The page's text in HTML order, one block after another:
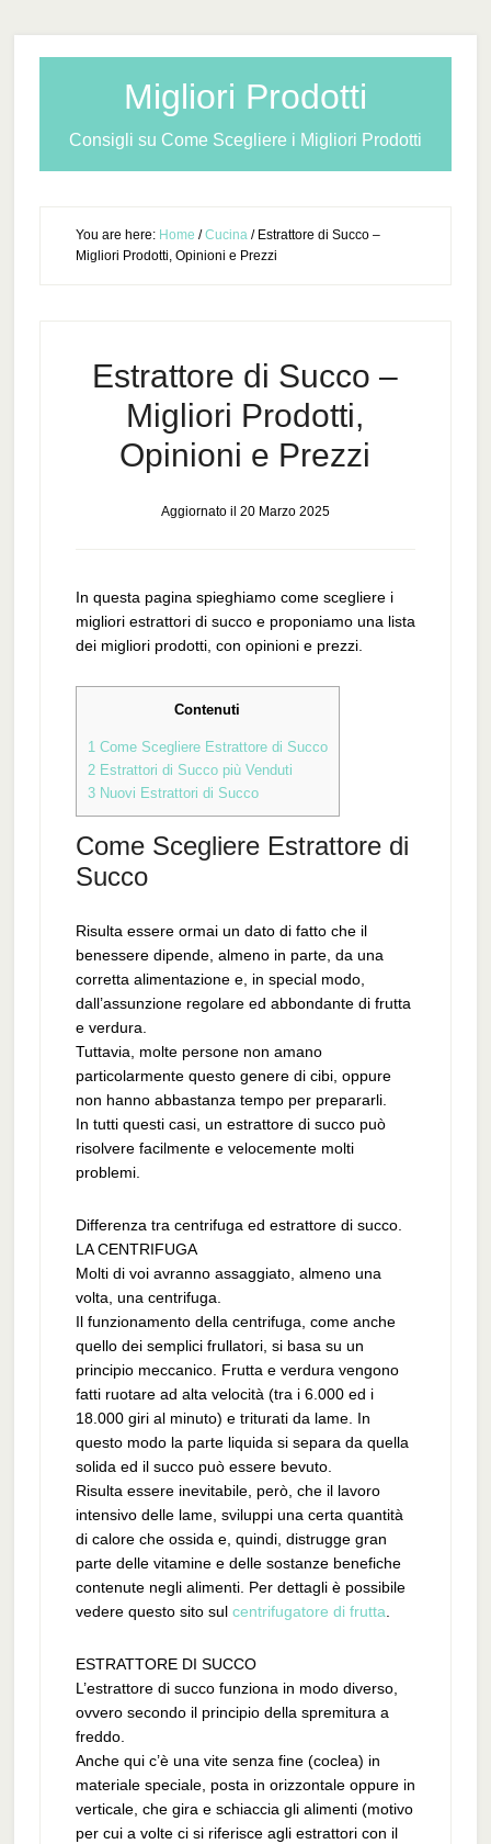
Migliori Prodotti
Consigli su Come Scegliere i Migliori Prodotti
You are here: Home / Cucina /Estrattore di Succo –
Migliori Prodotti, Opinioni e Prezzi
Estrattore di Succo –
Migliori Prodotti,
Opinioni e Prezzi
Aggiornato il 20 Marzo 2025
In questa pagina spieghiamo come scegliere i
migliori estrattori di succo e proponiamo una lista
dei migliori prodotti, con opinioni e prezzi.
Contenuti
1Come Scegliere Estrattore di Succo
2Estrattori di Succo più Venduti
3Nuovi Estrattori di Succo
Come Scegliere Estrattore di
Succo
Risulta essere ormai un dato di fatto che il
benessere dipende, almeno in parte, da una
corretta alimentazione e, in special modo,
dall’assunzione regolare ed abbondante di frutta
e verdura.
Tuttavia, molte persone non amano
particolarmente questo genere di cibi, oppure
non hanno abbastanza tempo per prepararli.
In tutti questi casi, un estrattore di succo può
risolvere facilmente e velocemente molti
problemi.
Differenza tra centrifuga ed estrattore di succo.
LA CENTRIFUGA
Molti di voi avranno assaggiato, almeno una
volta, una centrifuga.
Il funzionamento della centrifuga, come anche
quello dei semplici frullatori, si basa su un
principio meccanico. Frutta e verdura vengono
fatti ruotare ad alta velocità (tra i 6.000 ed i
18.000 giri al minuto) e triturati da lame. In
questo modo la parte liquida si separa da quella
solida ed il succo può essere bevuto.
Risulta essere inevitabile, però, che il lavoro
intensivo delle lame, sviluppi una certa quantità
di calore che ossida e, quindi, distrugge gran
parte delle vitamine e delle sostanze benefiche
contenute negli alimenti. Per dettagli è possibile
vedere questo sito sul centrifugatore di frutta.
ESTRATTORE DI SUCCO
L’estrattore di succo funziona in modo diverso,
ovvero secondo il principio della spremitura a
freddo.
Anche qui c’è una vite senza fine (coclea) in
materiale speciale, posta in orizzontale oppure in
verticale, che gira e schiaccia gli alimenti (motivo
per cui a volte ci si riferisce agli estrattori con il